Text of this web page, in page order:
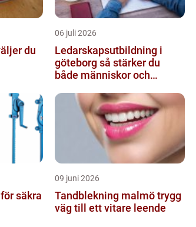
06 juli 2026
Ledarskapsutbildning i
göteborg så stärker du
både människor och
09 juni 2026
Tandblekning malmö trygg
väg till ett vitare leende